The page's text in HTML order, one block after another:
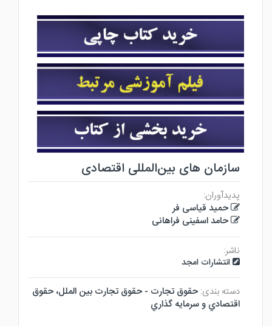
سازمان های بین‌المللی اقتصادی
پدیدآوران:
حمید قیاسی فر
حامد اسفینی فراهانی
ناشر:
انتشارات امجد
دسته بندی: حقوق تجارت - حقوق تجارت بين الملل، حقوق
اقتصادي و سرمايه گذاري